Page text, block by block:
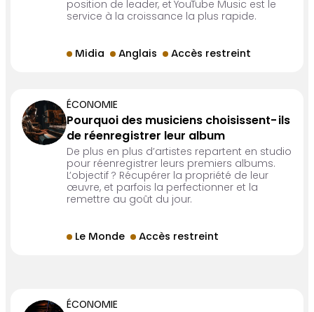
position de leader, et YouTube Music est le
service à la croissance la plus rapide.
Midia Anglais Accès restreint
ÉCONOMIE
Pourquoi des musiciens choisissent-ils
de réenregistrer leur album
De plus en plus d’artistes repartent en studio
pour réenregistrer leurs premiers albums.
L’objectif ? Récupérer la propriété de leur
œuvre, et parfois la perfectionner et la
remettre au goût du jour.
Le Monde Accès restreint
ÉCONOMIE